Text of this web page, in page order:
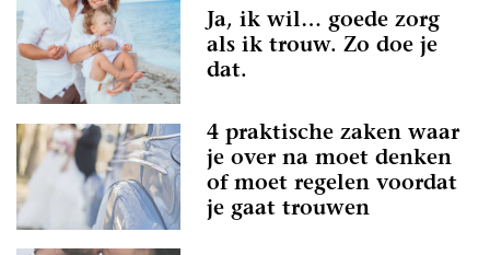
Ja, ik wil… goede zorg
als ik trouw. Zo doe je
dat.
4 praktische zaken waar
je over na moet denken
of moet regelen voordat
je gaat trouwen